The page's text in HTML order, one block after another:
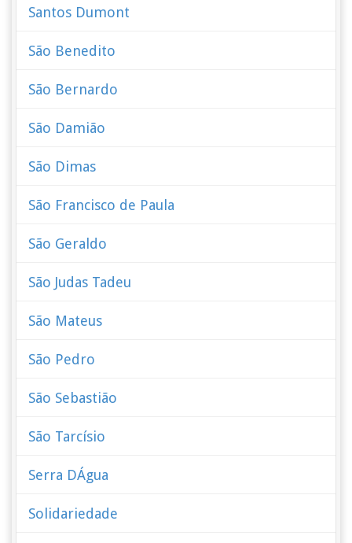
Santos Dumont
São Benedito
São Bernardo
São Damião
São Dimas
São Francisco de Paula
São Geraldo
São Judas Tadeu
São Mateus
São Pedro
São Sebastião
São Tarcísio
Serra DÁgua
Solidariedade